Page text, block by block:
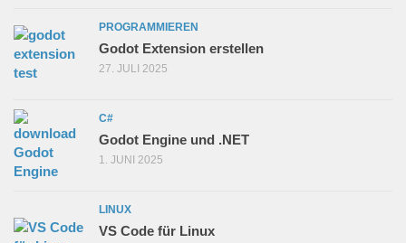
PROGRAMMIEREN
Godot Extension erstellen
27. JULI 2025
C#
Godot Engine und .NET
1. JUNI 2025
LINUX
VS Code für Linux